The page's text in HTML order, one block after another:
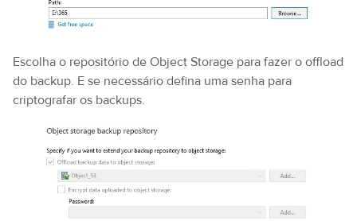
Escolha o repositório de Object Storage para fazer o offload
do backup. E se necessário defina uma senha para
criptografar os backups.